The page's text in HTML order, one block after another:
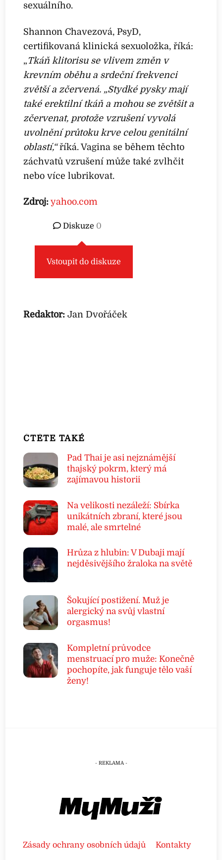
sexuálního.
Shannon Chavezová, PsyD,
certifikovaná klinická sexuoložka, říká:
„ Tkáň klitorisu se vlivem změn v
krevním oběhu a srdeční frekvenci
zvětší a zčervená. „Stydké pysky mají
také erektilní tkáň a mohou se zvětšit a
zčervenat, protože vzrušení vyvolá
uvolnění průtoku krve celou genitální
oblastí,“říká. Vagina se během těchto
záchvatů vzrušení může také zvlhčit
nebo více lubrikovat.
Zdroj: yahoo.com
Diskuze 0
Vstoupit do diskuze
Redaktor:Jan Dvořáček
ČTĚTE TAKÉ
Pad Thai je asi nejznámější
thajský pokrm, který má
zajímavou historii
Na velikosti nezáleží: Sbírka
unikátních zbraní, které jsou
malé, ale smrtelné
Hrůza z hlubin: V Dubaji mají
nejděsivějšího žraloka na světě
Šokující postižení. Muž je
alergický na svůj vlastní
orgasmus!
Kompletní průvodce
menstruací pro muže: Konečně
pochopíte, jak funguje tělo vaší
ženy!
Zásady ochrany osobních údajů Kontakty